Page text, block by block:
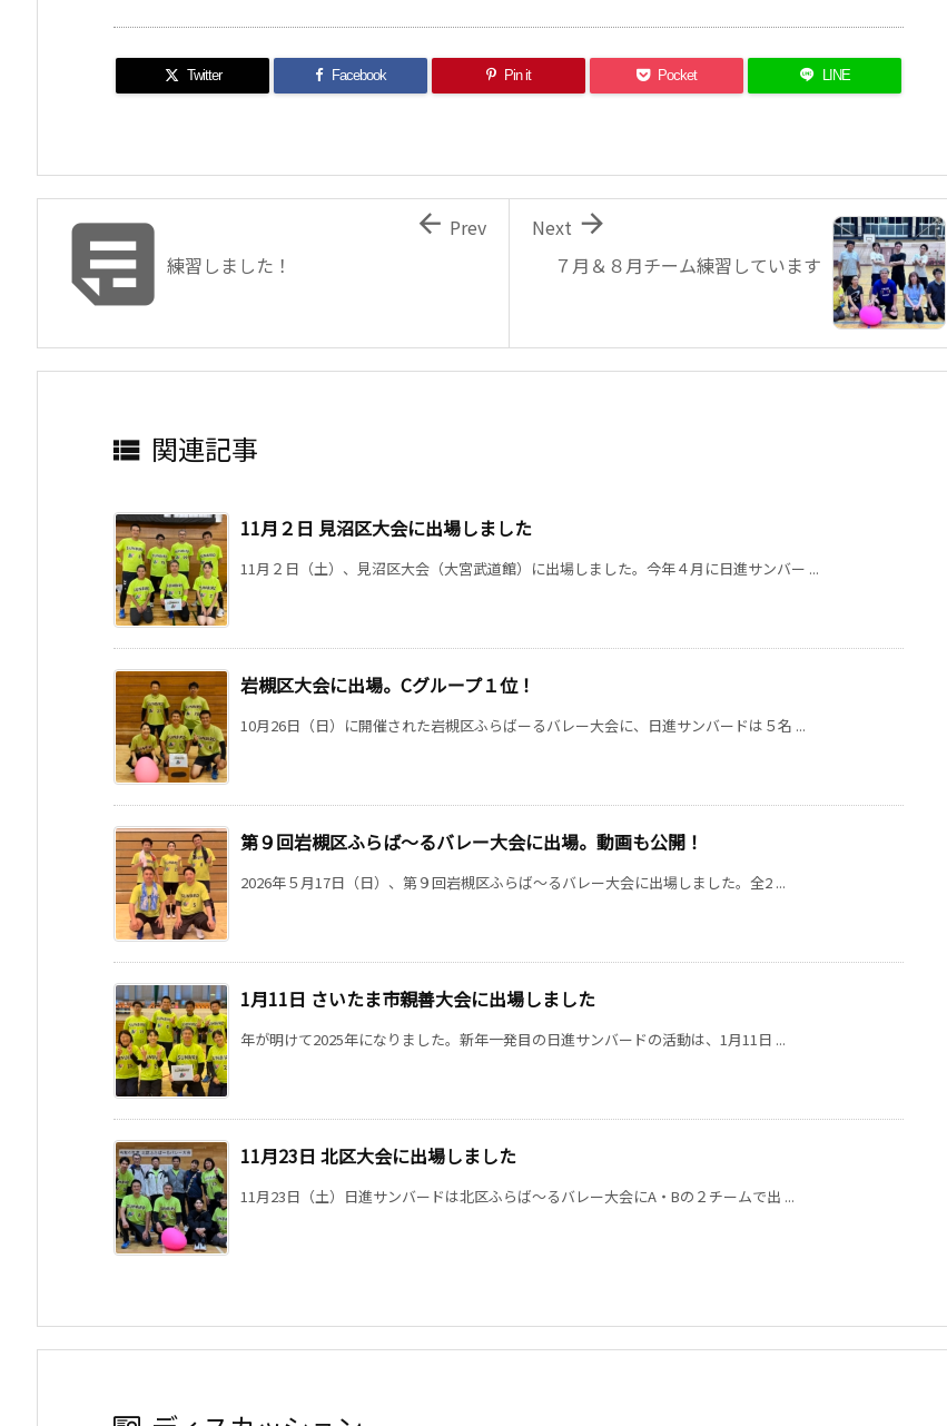
Twitter Facebook Pin it Pocket LINE
７月＆８月チーム練習しています

Next
練習しました！
 Prev
 関連記事
11月２日 見沼区大会に出場しました
11月２日（土）、見沼区大会（大宮武道館）に出場しました。今年４月に日進サンバー ...
岩槻区大会に出場。Cグループ１位！
10月26日（日）に開催された岩槻区ふらばーるバレー大会に、日進サンバードは５名 ...
第９回岩槻区ふらば〜るバレー大会に出場。動画も公開！
2026年５月17日（日）、第９回岩槻区ふらば〜るバレー大会に出場しました。全2 ...
1月11日 さいたま市親善大会に出場しました
年が明けて2025年になりました。新年一発目の日進サンバードの活動は、1月11日 ...
11月23日 北区大会に出場しました
11月23日（土）日進サンバードは北区ふらば〜るバレー大会にA・Bの２チームで出 ...